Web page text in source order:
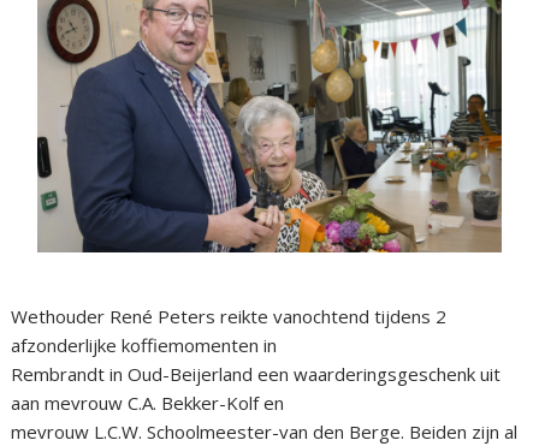
Wethouder René Peters reikte vanochtend tijdens 2
afzonderlijke koffiemomenten in
Rembrandt in Oud-Beijerland een waarderingsgeschenk uit
aan mevrouw C.A. Bekker-Kolf en
mevrouw L.C.W. Schoolmeester-van den Berge. Beiden zijn al